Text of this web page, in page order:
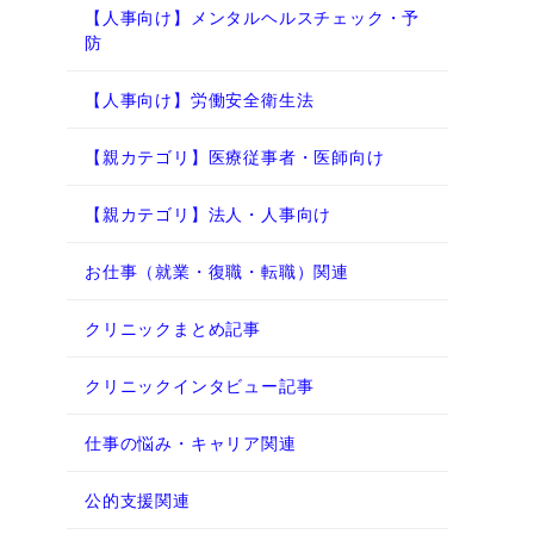
【人事向け】メンタルヘルスチェック・予
防
【人事向け】労働安全衛生法
【親カテゴリ】医療従事者・医師向け
【親カテゴリ】法人・人事向け
お仕事（就業・復職・転職）関連
クリニックまとめ記事
クリニックインタビュー記事
仕事の悩み・キャリア関連
公的支援関連